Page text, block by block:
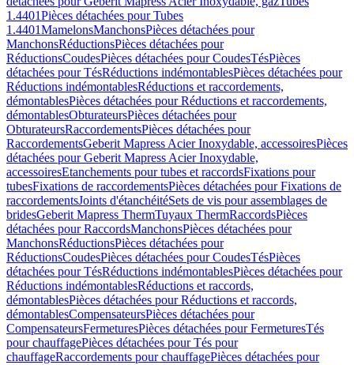
1.4401Pièces détachées pour Tubes
1.4401MamelonsManchonsPièces détachées pour
ManchonsRéductionsPièces détachées pour
RéductionsCoudesPièces détachées pour CoudesTésPièces
détachées pour TésRéductions indémontablesPièces détachées pour
Réductions indémontablesRéductions et raccordements,
démontablesPièces détachées pour Réductions et raccordements,
démontablesObturateursPièces détachées pour
ObturateursRaccordementsPièces détachées pour
RaccordementsGeberit Mapress Acier Inoxydable, accessoiresPièces
détachées pour Geberit Mapress Acier Inoxydable,
accessoiresEtanchements pour tubes et raccordsFixations pour
tubesFixations de raccordementsPièces détachées pour Fixations de
raccordementsJoints d'étanchéitéSets de vis pour assemblages de
bridesGeberit Mapress ThermTuyaux ThermRaccordsPièces
détachées pour RaccordsManchonsPièces détachées pour
ManchonsRéductionsPièces détachées pour
RéductionsCoudesPièces détachées pour CoudesTésPièces
détachées pour TésRéductions indémontablesPièces détachées pour
Réductions indémontablesRéductions et raccords,
démontablesPièces détachées pour Réductions et raccords,
démontablesCompensateursPièces détachées pour
CompensateursFermeturesPièces détachées pour FermeturesTés
pour chauffagePièces détachées pour Tés pour
chauffageRaccordements pour chauffagePièces détachées pour